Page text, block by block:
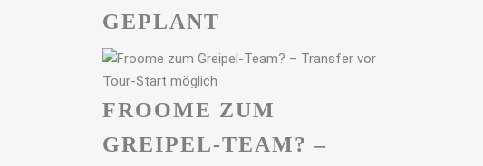
EPLANT
FROOME ZUM
GREIPEL-TEAM? –